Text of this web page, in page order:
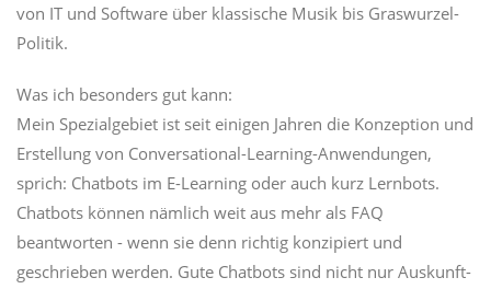
von IT und Software über klassische Musik bis Graswurzel-
Politik.
Was ich besonders gut kann:
Mein Spezialgebiet ist seit einigen Jahren die Konzeption und
Erstellung von Conversational-Learning-Anwendungen,
sprich: Chatbots im E-Learning oder auch kurz Lernbots.
Chatbots können nämlich weit aus mehr als FAQ
beantworten - wenn sie denn richtig konzipiert und
geschrieben werden. Gute Chatbots sind nicht nur Auskunft-